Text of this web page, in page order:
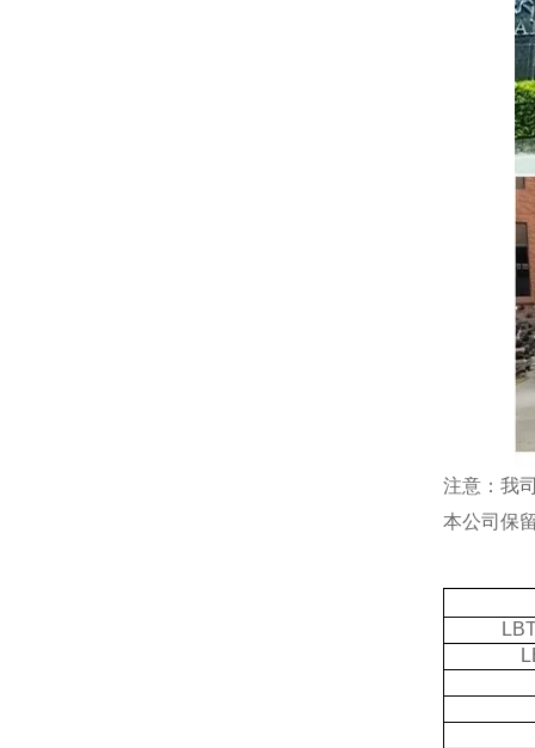
注意：我
本公司保